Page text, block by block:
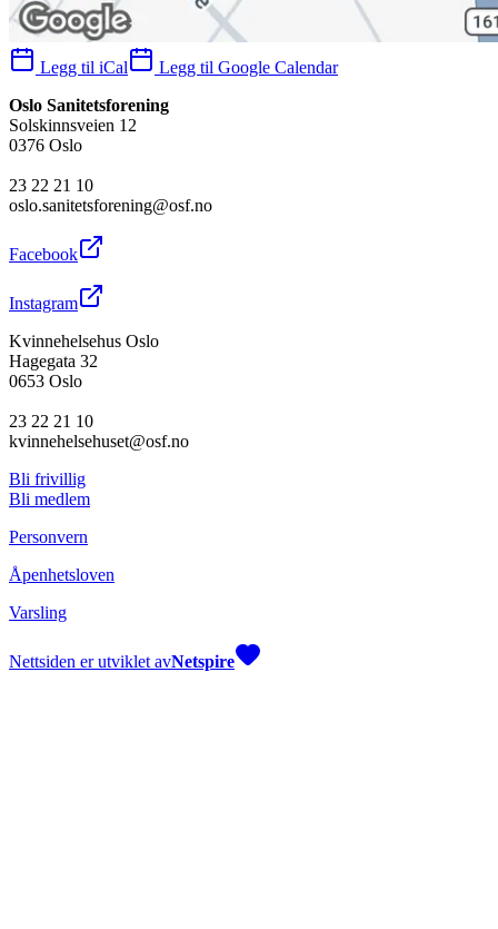
Legg til iCal
Legg til Google Calendar
Oslo Sanitetsforening
Solskinnsveien 12
0376 Oslo
23 22 21 10
oslo.sanitetsforening@osf.no
Facebook
Instagram
Kvinnehelsehus Oslo
Hagegata 32
0653 Oslo
23 22 21 10
kvinnehelsehuset@osf.no
Bli frivillig
Bli medlem
Personvern
Åpenhetsloven
Varsling
Nettsiden er utviklet avNetspire